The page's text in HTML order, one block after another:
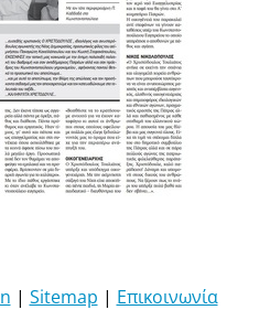
| Sitemap | Επικοινωνία